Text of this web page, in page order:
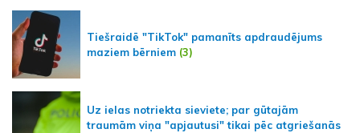
Tiešraidē "TikTok" pamanīts apdraudējums
maziem bērniem (3)
Uz ielas notriekta sieviete; par gūtajām
traumām viņa "apjautusi" tikai pēc atgriešanās